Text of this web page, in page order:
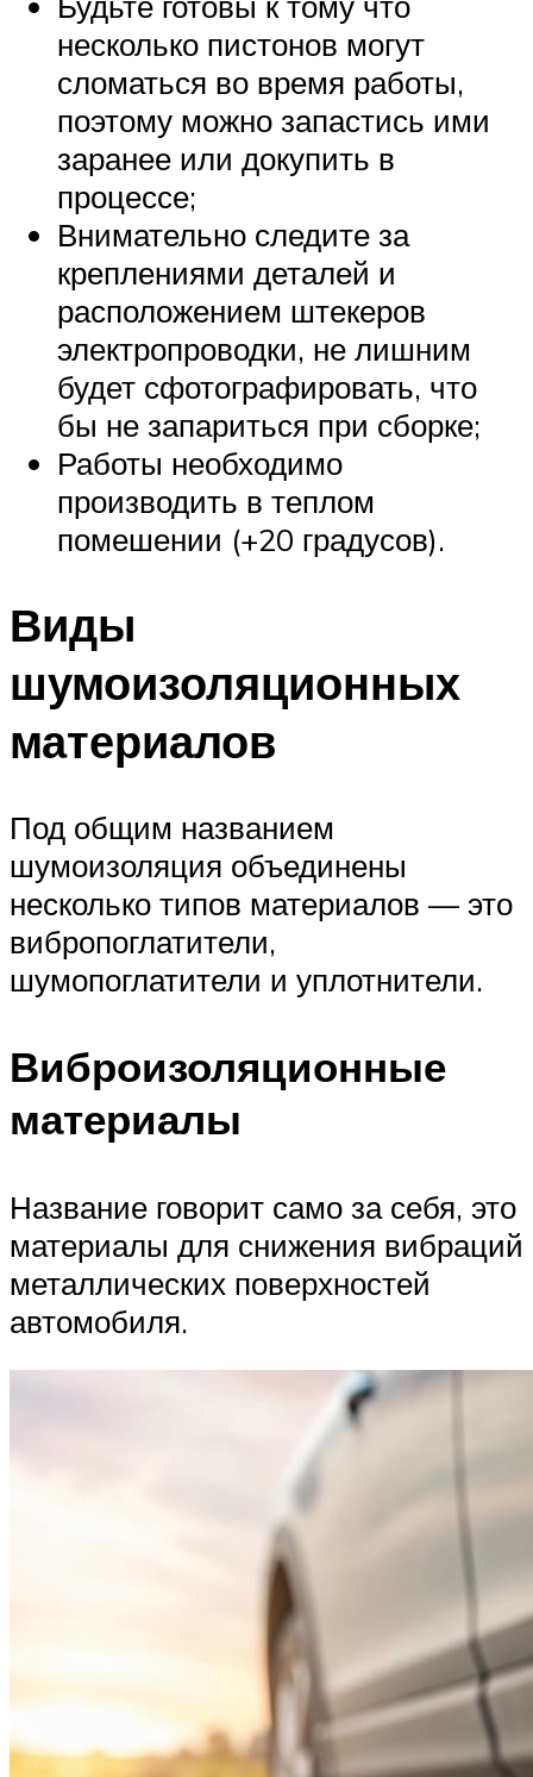
несколько пистонов могут
сломаться во время работы,
поэтому можно запастись ими
заранее или докупить в
процессе;
Внимательно следите за
креплениями деталей и
расположением штекеров
электропроводки, не лишним
будет сфотографировать, что
бы не запариться при сборке;
Работы необходимо
производить в теплом
помешении (+20 градусов).
Виды
шумоизоляционных
материалов
Под общим названием
шумоизоляция объединены
несколько типов материалов — это
вибропоглатители,
шумопоглатители и уплотнители.
Виброизоляционные
материалы
Название говорит само за себя, это
материалы для снижения вибраций
металлических поверхностей
автомобиля.